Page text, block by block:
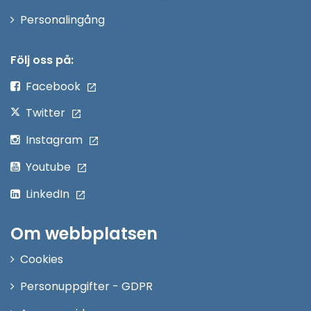
PersonalingångÖppna
Följ oss på:
Facebook
Twitter
Instagram
Youtube
LinkedIn
Om webbplatsen
Cookies
Personuppgifter - GDPR